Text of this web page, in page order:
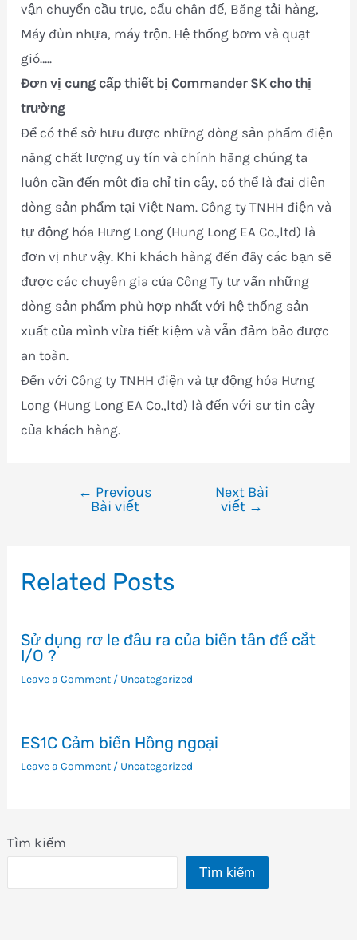
Tìm kiếm
Tìm kiếm
vận chuyển cầu trục, cẩu chân đế, Băng tải hàng,
Máy đùn nhựa, máy trộn. Hệ thống bơm và quạt
gió…..
Đơn vị cung cấp thiết bị Commander SK cho thị
trường
Để có thể sở hưu được những dòng sản phẩm điện
năng chất lượng uy tín và chính hãng chúng ta
luôn cần đến một địa chỉ tin cậy, có thể là đại diện
dòng sản phẩm tại Việt Nam. Công ty TNHH điện và
tự động hóa Hưng Long (Hung Long EA Co.,ltd) là
đơn vị như vậy. Khi khách hàng đến đây các bạn sẽ
được các chuyên gia của Công Ty tư vấn những
dòng sản phẩm phù hợp nhất với hệ thống sản
xuất của mình vừa tiết kiệm và vẫn đảm bảo được
an toàn.
Đến với Công ty TNHH điện và tự động hóa Hưng
Long (Hung Long EA Co.,ltd) là đến với sự tin cậy
của khách hàng.
viết
← Previous
Bài viết
Next Bài
viết →
Related Posts
Sử dụng rơ le đầu ra của biến tần để cắt
I/O ?
Leave a Comment / Uncategorized
ES1C Cảm biến Hồng ngoại
Leave a Comment / Uncategorized